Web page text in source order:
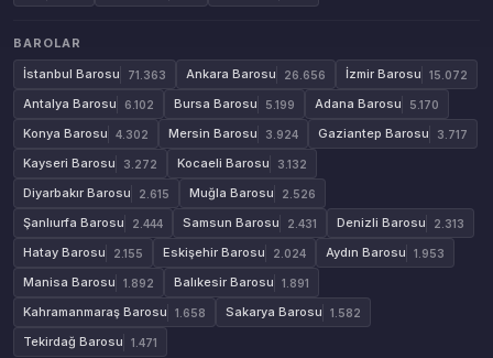
BAROLAR
İstanbul Barosu
71.363 Ankara Barosu 26.656 İzmir Barosu 15.072
Antalya Barosu 6.102 Bursa Barosu 5.199 Adana Barosu 5.170
Konya Barosu 4.302 Mersin Barosu 3.924 Gaziantep Barosu 3.717
Kayseri Barosu 3.272 Kocaeli Barosu 3.132
Diyarbakır Barosu 2.615 Muğla Barosu 2.526
Şanlıurfa Barosu 2.444 Samsun Barosu 2.431 Denizli Barosu 2.313
Hatay Barosu 2.155 Eskişehir Barosu 2.024 Aydın Barosu 1.953
Manisa Barosu 1.892 Balıkesir Barosu 1.891
Kahramanmaraş Barosu 1.658 Sakarya Barosu 1.582
Tekirdağ Barosu 1.471